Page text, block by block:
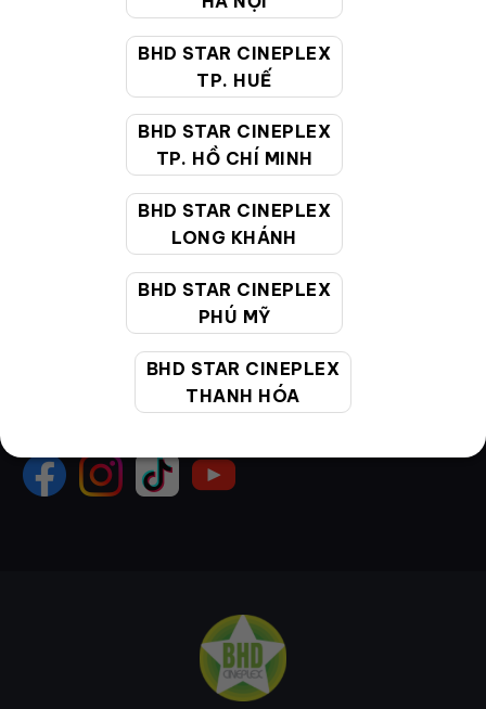
BHD STAR CINEPLEX
TP. HUẾ
BHD STAR CINEPLEX
TP. HỒ CHÍ MINH
BHD STAR CINEPLEX
LONG KHÁNH
BHD STAR CINEPLEX
PHÚ MỸ
BHD STAR CINEPLEX
THANH HÓA
Hướng dẫn đặt vé trực tuyến
Quy định và chính sách chung
Chính sách bảo vệ thông tin cá nhân của người tiêu
CHĂM SÓC KHÁCH HÀNG
19002099
9:00 - 22:00 (Tất cả các ngày bao
gồm cả Lễ, Tết)
cskh@bhdstar.vn
MẠNG XÃ HỘI